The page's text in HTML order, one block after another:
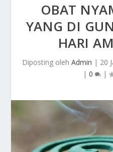
OBAT
YANG DI
HARI
Diposting oleh Admin | 20
| 0 |